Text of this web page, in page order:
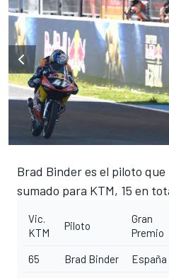
Brad Binder es el piloto
sumado para KTM, 15 en
Vic.
KTM
Piloto
Gran
Premio
65 Brad Binder España